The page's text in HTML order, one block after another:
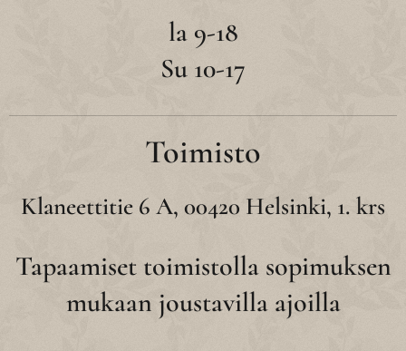
la 9-18
Su 10-17
Toimisto
Klaneettitie 6 A, 00420 Helsinki, 1. krs
Tapaamiset toimistolla sopimuksen
mukaan joustavilla ajoilla